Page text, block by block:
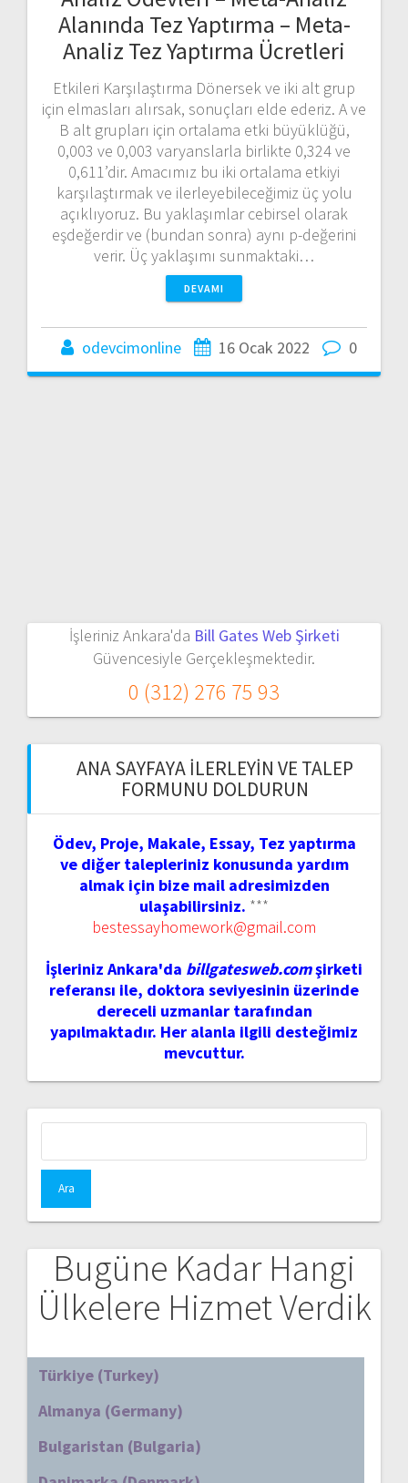
Alanında Tez Yaptırma – Meta-
Analiz Tez Yaptırma Ücretleri
Etkileri Karşılaştırma Dönersek ve iki alt grup
için elmasları alırsak, sonuçları elde ederiz. A ve
B alt grupları için ortalama etki büyüklüğü,
0,003 ve 0,003 varyanslarla birlikte 0,324 ve
0,611’dir. Amacımız bu iki ortalama etkiyi
karşılaştırmak ve ilerleyebileceğimiz üç yolu
açıklıyoruz. Bu yaklaşımlar cebirsel olarak
eşdeğerdir ve (bundan sonra) aynı p-değerini
verir. Üç yaklaşımı sunmaktaki…
DEVAMI
odevcimonline 16 Ocak 2022 0
İşleriniz Ankara'da Bill Gates Web Şirketi
Güvencesiyle Gerçekleşmektedir.
0 (312) 276 75 93
ANA SAYFAYA İLERLEYIN VE TALEP
FORMUNU DOLDURUN
Ödev, Proje, Makale, Essay, Tez yaptırma
ve diğer talepleriniz konusunda yardım
almak için bize mail adresimizden
ulaşabilirsiniz. ***
bestessayhomework@gmail.com
İşleriniz Ankara'da billgatesweb.comşirketi
referansı ile, doktora seviyesinin üzerinde
dereceli uzmanlar tarafından
yapılmaktadır. Her alanla ilgili desteğimiz
mevcuttur.
Bugüne Kadar Hangi
Ülkelere Hizmet Verdik
Türkiye (Turkey)
Almanya (Germany)
Bulgaristan (Bulgaria)